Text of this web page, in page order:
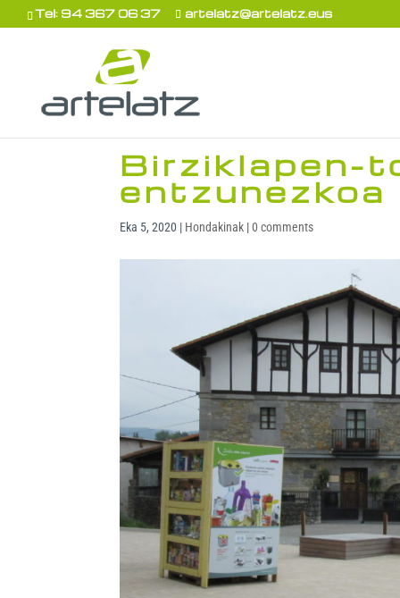
Tel: 94 367 06 37 artelatz@artelatz.eus
Birziklapen-
entzunezkoa
Eka 5, 2020 | Hondakinak |0 comments